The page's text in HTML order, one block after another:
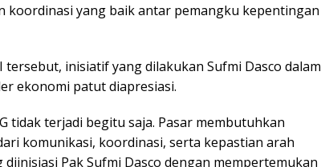
koordinasi yang baik antar pemangku kepentingan
inisiatif yang dilakukan Sufmi Dasco dalam
ekonomi patut diapresiasi.
tidak terjadi begitu saja. Pasar membutuhkan
komunikasi, koordinasi, serta kepastian arah
Pak Sufmi Dasco dengan mempertemukan